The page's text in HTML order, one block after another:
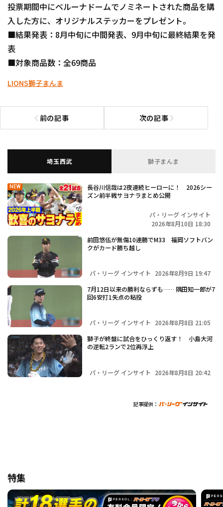
投票期間中にベルーナドームでノミネートされた商品を購
入した方に、オリジナルステッカーをプレゼント。
■結果発表：8月中旬に中間発表、9月中旬に最終結果を発
表
■対象商品数：全69商品
LIONS獅子まんま
前の記事
前の記事へ 次の記事次の記事へ
埼玉西武 獅子まんま
NEW
長谷川信哉は2夜連続ヒーローに！ 2026シー
ズン前半戦サヨナラまとめ公開
パ・リーグ インサイト
2026年8月10日 18:30
前田悠伍が無傷10連勝でM33 福岡ソフトバン
クがカード勝ち越し
パ・リーグ インサイト 2026年8月9日 19:47
7月12日以来の勝利ならずも…… 隅田知一郎が7
回6安打1失点の粘投
パ・リーグ インサイト 2026年8月8日 21:05
獅子が終盤に試合をひっくり返す！ 小島大河
の逆転2ランで2位再浮上
パ・リーグ インサイト 2026年8月8日 20:42
記事提供：
特集